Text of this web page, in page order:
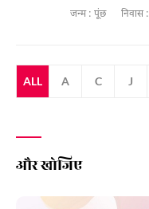
जन्म : पूंछ निवास :
ALL A C J
और खोजिए